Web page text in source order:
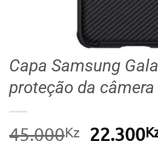
Capa Samsung
proteção da
45.000Kz
O
22.300